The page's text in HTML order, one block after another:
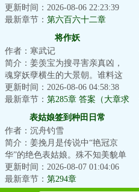
挡不住，高考前无意间开启一个
系统，双眼获得...
更新时间：2026-08-06 22:23:39
最新章节： 第六百六十二章
将作妖
作者：寒武记
简介：姜羡宝为搜寻害亲真凶，
魂穿妖孽横生的大景朝。谁料这
里破案，不看证据，只靠卦师！
这不巧了嘛？！...
更新时间：2026-08-06 04:58:38
最新章节： 第285章 答案（大章求
表姑娘签到种田日常
作者：沉舟钓雪
简介：姜挽月是传说中“艳冠京
华”的绝色表姑娘。殊不知美貌单
出从来都是死局。想打破死局，
要么有挂，要...
更新时间：2026-08-07 01:04:06
最新章节： 第294章